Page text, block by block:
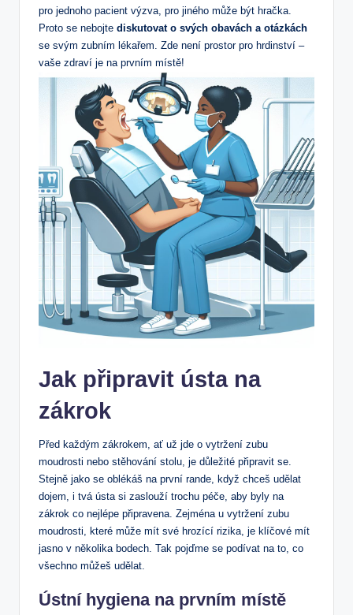
pro jednoho pacient výzva, pro jiného může být hračka.
Proto se nebojte diskutovat o svých obavách a otázkách
se⁢ svým ⁤zubním lékařem. Zde není prostor pro hrdinství –
vaše ⁢zdraví je na prvním⁢ místě!
Jak připravit ústa na
zákrok
Před každým zákrokem, ať ⁤už jde o vytržení zubu‍
moudrosti nebo stěhování stolu, je důležité připravit ⁤se.
Stejně jako se oblékáš na první rande, když chceš udělat
dojem, i tvá ústa si zaslouží trochu péče, aby byly​ na
zákrok co nejlépe připravena. Zejména u vytržení zubu
moudrosti, které může mít své hrozící rizika, je klíčové​ mít
jasno‍ v několika bodech. Tak pojďme se podívat na to, co
všechno‌ můžeš udělat.
Ústní⁢ hygiena‌ na prvním ‍místě